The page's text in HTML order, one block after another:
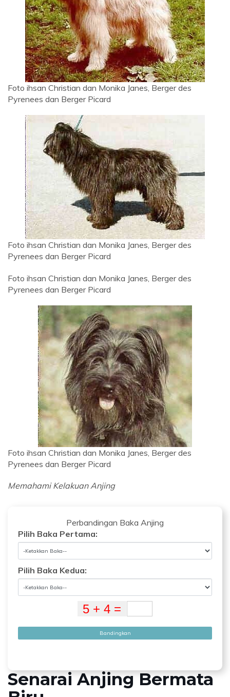
Foto ihsan Christian dan Monika Janes, Berger des
Pyrenees dan Berger Picard
Foto ihsan Christian dan Monika Janes, Berger des
Pyrenees dan Berger Picard
Foto ihsan Christian dan Monika Janes, Berger des
Pyrenees dan Berger Picard
Foto ihsan Christian dan Monika Janes, Berger des
Pyrenees dan Berger Picard
Memahami Kelakuan Anjing
Perbandingan Baka Anjing
Pilih Baka Pertama:
Pilih Baka Kedua:
Bandingkan
Senarai Anjing Bermata